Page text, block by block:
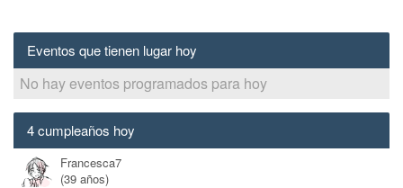
Eventos que tienen lugar hoy
No hay eventos programados para hoy
4 cumpleaños hoy
Francesca7
(39 años)